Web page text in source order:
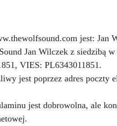
jest: Jan
Jan Wilczek z siedzibą
VIES: PL6343011851.
jest poprzez adres poczty
jest dobrowolna, ale